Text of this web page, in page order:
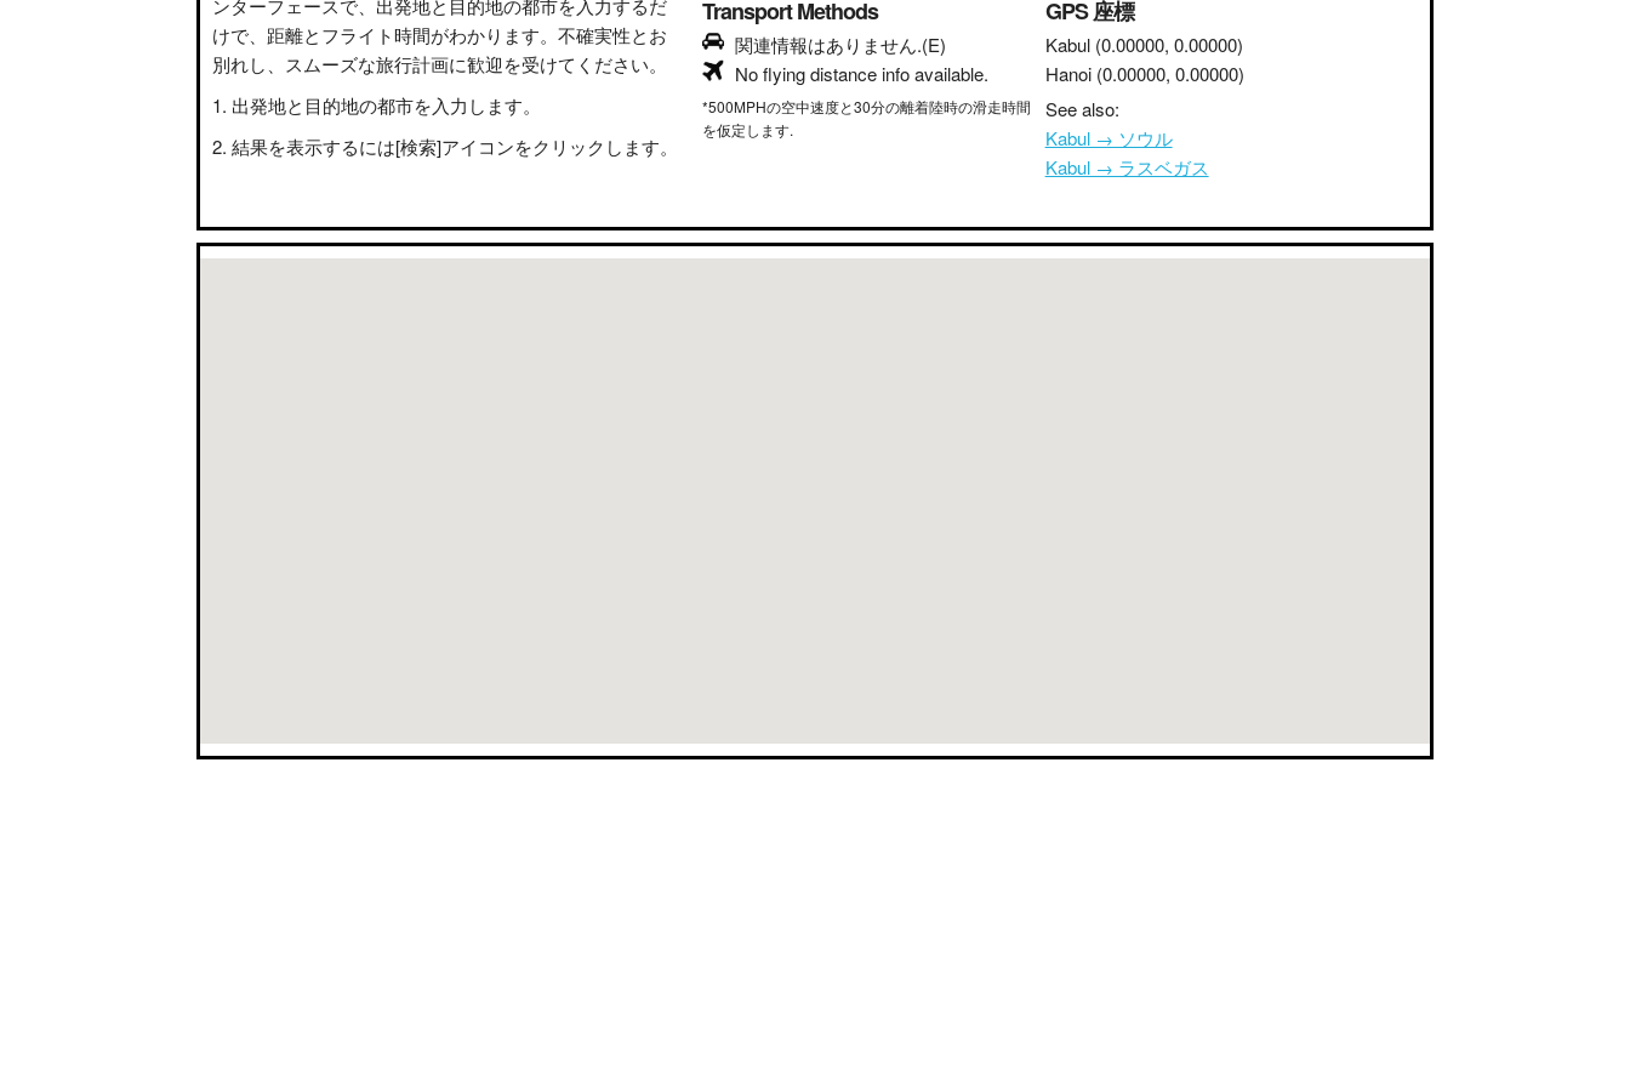
ンターフェースで、出発地と目的地の都市を入力するだ
けで、距離とフライト時間がわかります。不確実性とお
別れし、スムーズな旅行計画に歓迎を受けてください。
出発地と目的地の都市を入力します。
結果を表示するには[検索]アイコンをクリックします。
Transport Methods
関連情報はありません.(E)
No flying distance info available.
*500MPHの空中速度と30分の離着陸時の滑走時間
を仮定します.
GPS 座標
Kabul (0.00000, 0.00000)
Hanoi (0.00000, 0.00000)
See also:
Kabul → ソウル
Kabul → ラスベガス